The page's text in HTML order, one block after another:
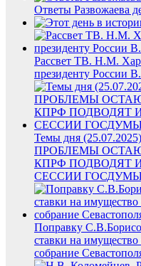
Ответы Развожаева
Рассвет ТВ. Н.М.
президенту России
Темы дня
ПРОБЛЕМЫ
КПРФ ПОДВОДЯТ
СЕССИИ
Поправку
ставки на имущество
собрание